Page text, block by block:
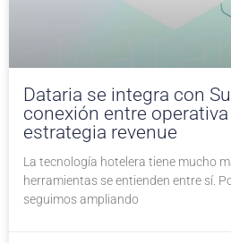
Dataria se integra con
conexión entre
estrategia revenue
La tecnología hotelera tiene mucho
herramientas se entienden entre sí.
seguimos ampliando